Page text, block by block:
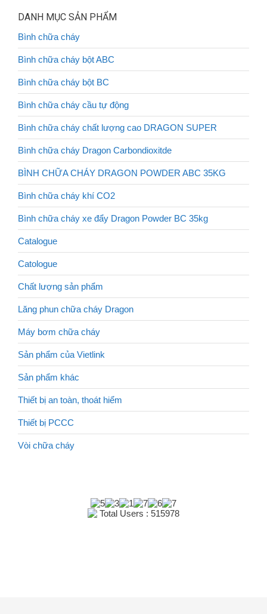
DANH MỤC SẢN PHẨM
Bình chữa cháy
Bình chữa cháy bột ABC
Bình chữa cháy bột BC
Bình chữa cháy cầu tự động
Bình chữa cháy chất lượng cao DRAGON SUPER
Bình chữa cháy Dragon Carbondioxitde
BÌNH CHỮA CHÁY DRAGON POWDER ABC 35KG
Bình chữa cháy khí CO2
Bình chữa cháy xe đẩy Dragon Powder BC 35kg
Catalogue
Catologue
Chất lượng sản phẩm
Lăng phun chữa cháy Dragon
Máy bơm chữa cháy
Sản phẩm của Vietlink
Sản phẩm khác
Thiết bị an toàn, thoát hiểm
Thiết bị PCCC
Vòi chữa cháy
Total Users : 515978